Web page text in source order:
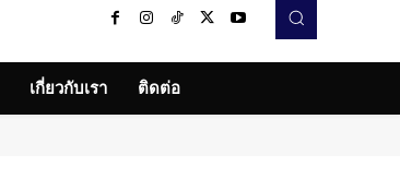
เกี่ยวกับเรา ติดต่อ